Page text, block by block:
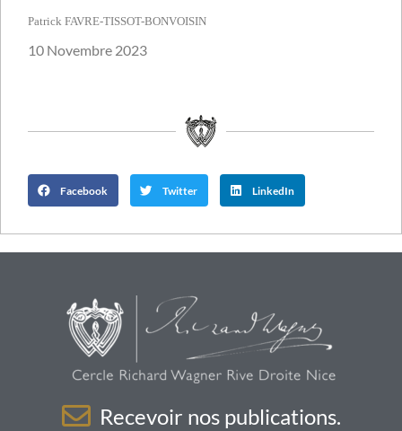
Patrick FAVRE-TISSOT-BONVOISIN
10 Novembre 2023
Facebook Twitter LinkedIn
Recevoir nos publications.